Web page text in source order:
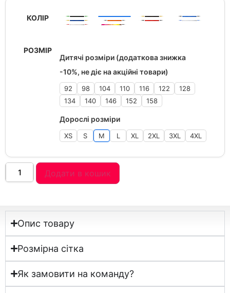
КОЛІР
РОЗМІР
Дитячі розміри (додаткова знижка
-10%, не діє на акційні товари)
92 98 104 110 116 122
128
134
140 146 152 158
Дорослі розміри
XS S M L XL 2XL 3XL 4XL
Додати в кошик
Опис товару
Розмірна сітка
Як замовити на команду?